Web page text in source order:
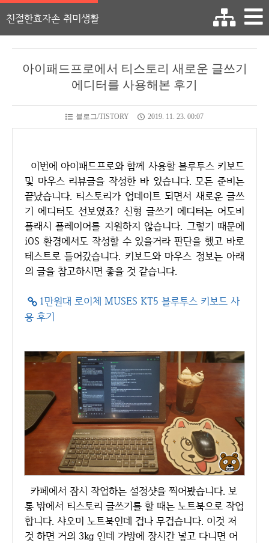
친절한효자손 취미생활
아이패드프로에서 티스토리 새로운 글쓰기
에디터를 사용해본 후기
블로그/TISTORY 2019. 11. 23. 00:07
이번에 아이패드프로와 함께 사용할 블루투스 키보드
및 마우스 리뷰글을 작성한 바 있습니다. 모든 준비는
끝났습니다. 티스토리가 업데이트 되면서 새로운 글쓰
기 에디터도 선보였죠? 신형 글쓰기 에디터는 어도비
플래시 플레이어를 지원하지 않습니다. 그렇기 때문에
iOS 환경에서도 작성할 수 있을거라 판단을 했고 바로
테스트로 들어갔습니다. 키보드와 마우스 정보는 아래
의 글을 참고하시면 좋을 것 같습니다.
1만원대 로이체 MUSES KT5 블루투스 키보드 사
용 후기
카페에서 잠시 작업하는 설정샷을 찍어봤습니다. 보
통 밖에서 티스토리 글쓰기를 할 때는 노트북으로 작업
합니다. 샤오미 노트북인데 겁나 무겁습니다. 이것 저
것 하면 거의 3kg 인데 가방에 장시간 넣고 다니면 어